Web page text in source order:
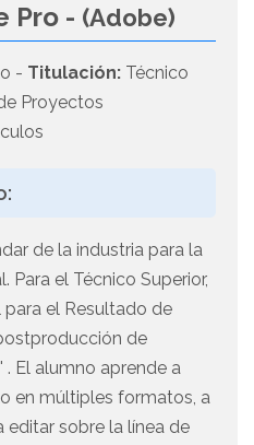
Pro - (Adobe)
- Titulación: Técnico
Proyectos
de la industria para la
Para el Técnico Superior,
el Resultado de
de
El alumno aprende a
en múltiples formatos, a
sobre la línea de